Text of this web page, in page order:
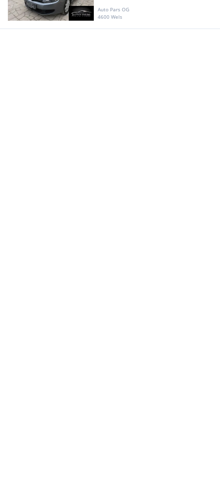
Auto Pars OG
4600 Wels